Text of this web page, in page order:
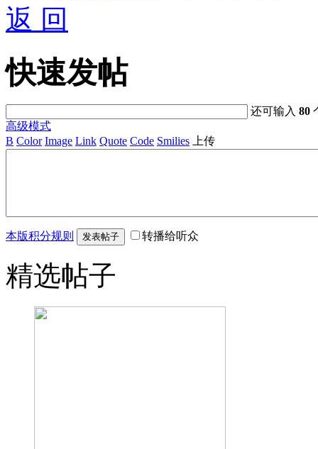
返 回
快速发帖
还可输入80
高级模式
B Color Image Link Quote Code Smilies 上传
本版积分规则 发表帖子 转播给听众
精选帖子